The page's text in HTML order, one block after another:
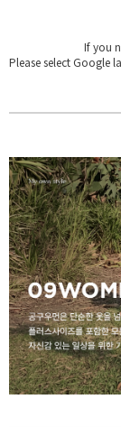
If you
Please select Google